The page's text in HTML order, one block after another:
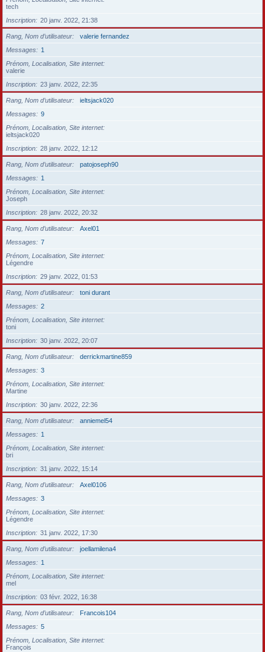
tech
Inscription
20 janv. 2022, 21:38
Rang, Nom d’utilisateur
valerie fernandez
Messages
1
Prénom, Localisation, Site internet
valerie
Inscription
23 janv. 2022, 22:35
Rang, Nom d’utilisateur
ieltsjack020
Messages
9
Prénom, Localisation, Site internet
ieltsjack020
Inscription
28 janv. 2022, 12:12
Rang, Nom d’utilisateur
patojoseph90
Messages
1
Prénom, Localisation, Site internet
Joseph
Inscription
28 janv. 2022, 20:32
Rang, Nom d’utilisateur
Axel01
Messages
7
Prénom, Localisation, Site internet
Légendre
Inscription
29 janv. 2022, 01:53
Rang, Nom d’utilisateur
toni durant
Messages
2
Prénom, Localisation, Site internet
toni
Inscription
30 janv. 2022, 20:07
Rang, Nom d’utilisateur
derrickmartine859
Messages
3
Prénom, Localisation, Site internet
Martine
Inscription
30 janv. 2022, 22:36
Rang, Nom d’utilisateur
anniemel54
Messages
1
Prénom, Localisation, Site internet
bri
Inscription
31 janv. 2022, 15:14
Rang, Nom d’utilisateur
Axel0106
Messages
3
Prénom, Localisation, Site internet
Légendre
Inscription
31 janv. 2022, 17:30
Rang, Nom d’utilisateur
joellamilena4
Messages
1
Prénom, Localisation, Site internet
mel
Inscription
03 févr. 2022, 16:38
Rang, Nom d’utilisateur
Francois104
Messages
5
Prénom, Localisation, Site internet
François